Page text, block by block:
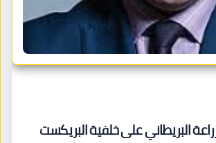
البريطاني على خلفية البريكست